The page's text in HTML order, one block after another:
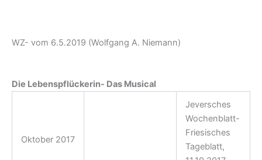
WZ- vom 6.5.2019 (Wolfgang A. Niemann)
Die Lebenspflückerin- Das Musical
Oktober 2017
Jeversches
Wochenblatt-
Friesisches
Tageblatt,